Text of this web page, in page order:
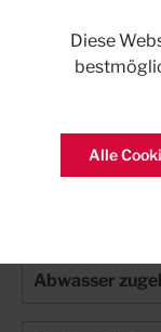
Wofür wird
Fäkalien -
Abwasser
Diese
Alle